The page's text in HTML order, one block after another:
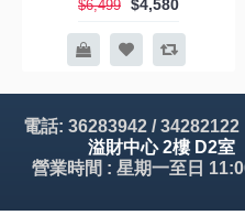
$6,499 $4,580
電話: 36283942 / 34282122
溢財中心 2樓 D2室
營業時間 : 星期一至日